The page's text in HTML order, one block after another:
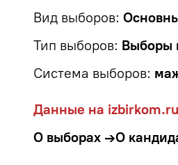
Вид выборов:
Тип выборов: Выборы
Система выборов:
Данные на
О выборах →О